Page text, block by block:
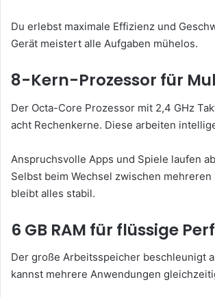
Du erlebst maximale Effizienz und
Gerät meistert alle Aufgaben mühelos.
8-Kern-Prozessor für
Der Octa-Core Prozessor mit 2,4 GHz
acht Rechenkerne. Diese arbeiten
Anspruchsvolle Apps und Spiele laufen
Selbst beim Wechsel zwischen mehreren
bleibt alles stabil.
6 GB RAM für flüssige
Der große Arbeitsspeicher beschleunigt
kannst mehrere Anwendungen